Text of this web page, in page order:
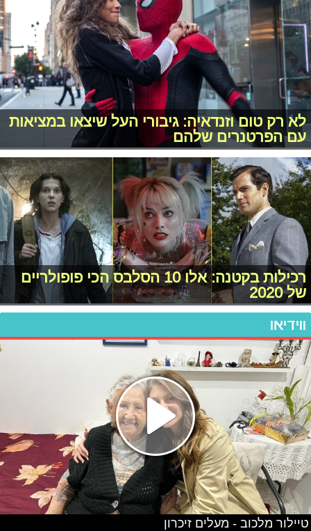
לא רק טום וזנדאיה: גיבורי העל שיצאו במציאות
עם הפרטנרים שלהם
רכילות בקטנה: אלו 10 הסלבס הכי פופולריים
של 2020
ווידיאו
טיילור מלכוב - מעלים זיכרון